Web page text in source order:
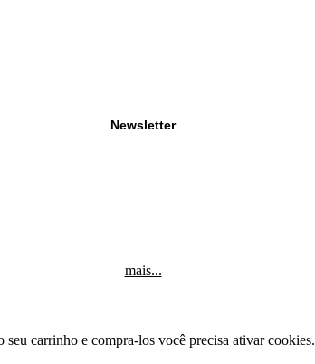
Newsletter
mais...
carrinho e compra-los você precisa ativar cookies.